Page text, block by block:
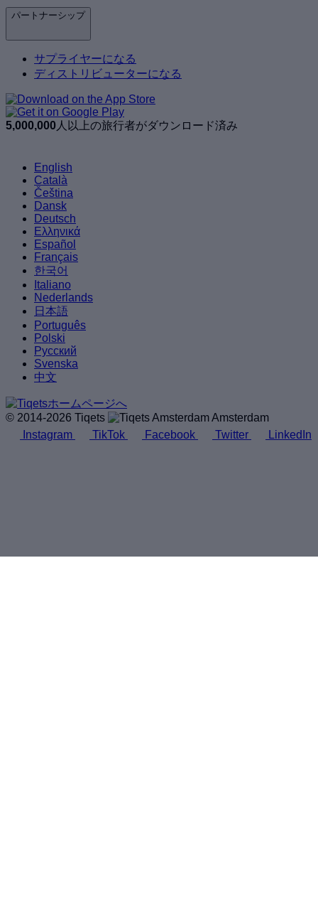
パートナーシップ
サプライヤーになる
ディストリビューターになる
5,000,000 人以上の旅行者がダウンロード済み
English
Català
Čeština
Dansk
Deutsch
Ελληνικά
Español
Français
한국어
Italiano
Nederlands
日本語
Português
Polski
Русский
Svenska
中文
© 2014-2026 Tiqets
Amsterdam
Instagram
TikTok Facebook Twitter LinkedIn